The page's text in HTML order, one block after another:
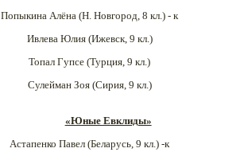
Попыкина Алёна (Н. Новгород, 8 кл.) - к
Ивлева Юлия (Ижевск, 9 кл.)
Топал Гупсе (Турция, 9 кл.)
Сулейман Зоя (Сирия, 9 кл.)
«Юные Евклиды»
Астапенко Павел (Беларусь, 9 кл.) -к